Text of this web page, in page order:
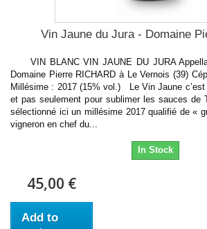
Vin Jaune du Jura - Domaine
VIN BLANC VIN JAUNE DU JURA
Domaine Pierre RICHARD à Le Vernois (39)
Millésime : 2017 (15% vol.) Le Vin Jaune c’est
et pas seulement pour sublimer les sauces de
sélectionné ici un millésime 2017 qualifié de «
vigneron en chef du...
In Stock
45,00 €
Add to